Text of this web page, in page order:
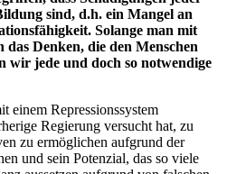
sind, d.h. ein Mangel an
Solange man mit
Denken, die den Menschen
wir jede und doch so notwendige
einem Repressionssystem
Regierung versucht hat, zu
zu ermöglichen aufgrund der
und sein Potenzial, das so viele